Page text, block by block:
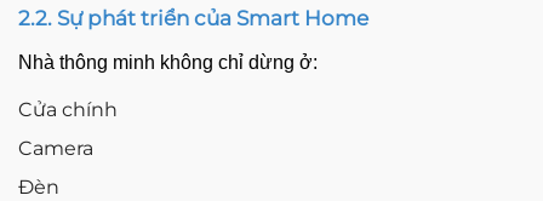
2.2. Sự phát triển của Smart Home
Nhà thông minh không chỉ dừng ở:
Cửa chính
Camera
Đèn